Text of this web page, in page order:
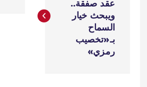
عقد صفقة..
ويبحث خيار
السماح
بـ«تخصيب
رمزي»